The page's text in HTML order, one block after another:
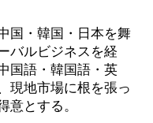
国・韓国・日本を舞
バルビジネスを経
国語・韓国語・英
現地市場に根を張っ
意とする。